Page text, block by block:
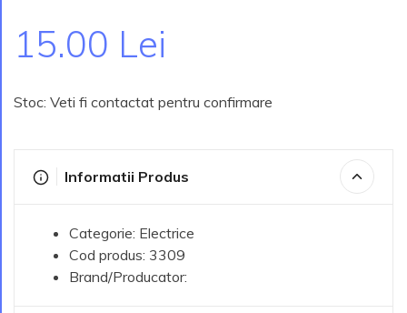
15.00 Lei
Stoc: Veti fi contactat pentru confirmare
Informatii Produs
Categorie: Electrice
Cod produs: 3309
Brand/Producator: